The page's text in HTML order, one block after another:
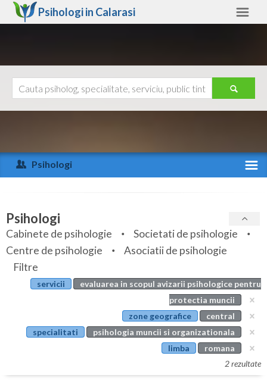
Psihologi in Calarasi
Arad
Arges
Bihor
Bistrita-Nasaud
Botosani
Ajutor
Psihologi
Specialitati
Servicii
Articole
Evenimente
Membri
Psihologi
Cabinete de psihologie
Societati de psihologie
Centre de psihologie
Asociatii de psihologie
Filtre
servicii
evaluarea in scopul avizarii psihologice pentru
protectia muncii
zone geografice
central
specialitati
psihologia muncii si organizationala
limba
romana
2 rezultate